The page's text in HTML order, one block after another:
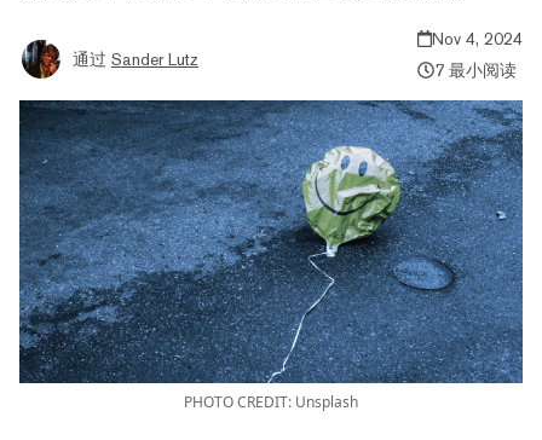
通过 Sander Lutz
Nov 4, 2024
7 最小阅读
PHOTO CREDIT: Unsplash